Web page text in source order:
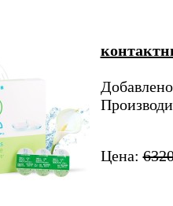
Цена: